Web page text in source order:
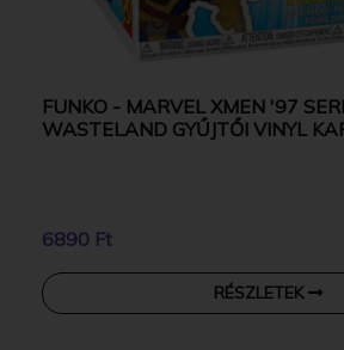
FUNKO - MARVEL XMEN '97
WASTELAND GYŰJTŐI VINYL
6890 Ft
RÉSZLETEK